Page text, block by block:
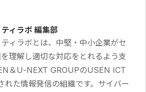
ィラボ 編集部
ィラボとは、中堅・中小企業がセ
理解し適切な対応をとれるよう支
＆U-NEXT GROUPのUSEN ICT
た情報発信の組織です。サイバー